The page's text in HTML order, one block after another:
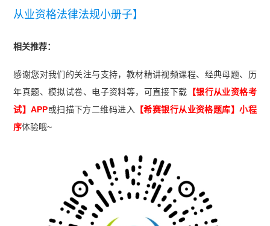
从业资格法律法规小册子】
相关推荐：
感谢您对我们的关注与支持，教材精讲视频课程、经典母题、历
年真题、模拟试卷、电子资料等，可直接下载 【银行从业资格考
试】APP或扫描下方二维码进入 【希赛银行从业资格题库】小程
序体验哦~